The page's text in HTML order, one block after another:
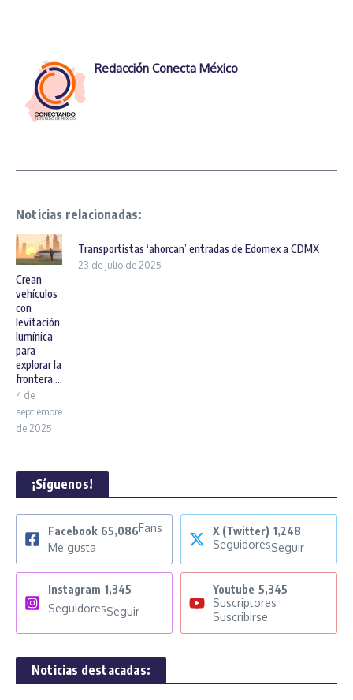
Redacción Conecta México
Noticias relacionadas:
Crean
vehículos
con
levitación
lumínica
para
explorar la
frontera ...
4 de
septiembre
de 2025
Transportistas ‘ahorcan’ entradas de Edomex a CDMX
23 de julio de 2025
¡Síguenos!
Facebook 65,086Fans
Me gusta
X (Twitter) 1,248
SeguidoresSeguir
Instagram 1,345
SeguidoresSeguir
Youtube 5,345
Suscriptores
Suscribirse
Noticias destacadas: